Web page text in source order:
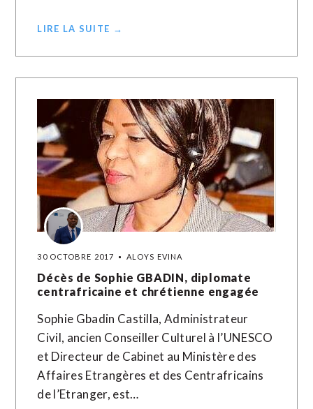
LIRE LA SUITE →
30 OCTOBRE 2017 ALOYS EVINA
Décès de Sophie GBADIN, diplomate
centrafricaine et chrétienne engagée
Sophie Gbadin Castilla, Administrateur
Civil, ancien Conseiller Culturel à l’UNESCO
et Directeur de Cabinet au Ministère des
Affaires Etrangères et des Centrafricains
de l’Etranger, est…